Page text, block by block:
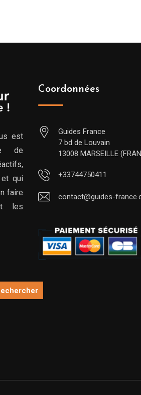
est
de
et qui
faire
les
Coordonnées
Guides France
7 bd de Louvain
13008 MARSEILLE
+33744750411
contact@guides-